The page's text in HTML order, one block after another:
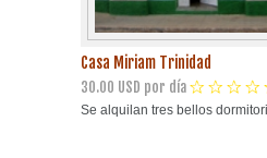
Casa Miriam Trinidad
30.00 USD por día
Se alquilan tres bellos